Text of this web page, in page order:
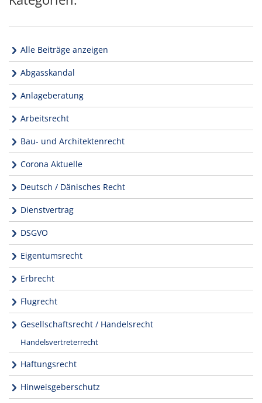
Alle Beiträge anzeigen
Abgasskandal
Anlageberatung
Arbeitsrecht
Bau- und Architektenrecht
Corona Aktuelle
Deutsch / Dänisches Recht
Dienstvertrag
DSGVO
Eigentumsrecht
Erbrecht
Flugrecht
Gesellschaftsrecht / Handelsrecht
Handelsvertreterrecht
Haftungsrecht
Hinweisgeberschutz